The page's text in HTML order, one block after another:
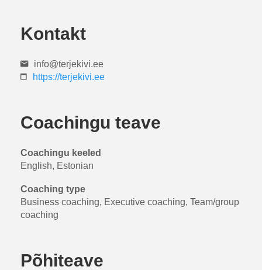
Kontakt
info@terjekivi.ee
https://terjekivi.ee
Coachingu teave
Coachingu keeled
English, Estonian
Coaching type
Business coaching, Executive coaching, Team/group
coaching
Põhiteave